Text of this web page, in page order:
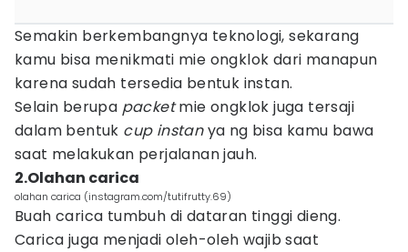
Semakin berkembangnya teknologi, sekarang
kamu bisa menikmati mie ongklok dari manapun
karena sudah tersedia bentuk instan.
Selain berupa packetmie ongklok juga tersaji
dalam bentuk cup instanya ng bisa kamu bawa
saat melakukan perjalanan jauh.
2.Olahan carica
olahan carica (instagram.com/tutifrutty.69)
Buah carica tumbuh di dataran tinggi dieng.
Carica juga menjadi oleh-oleh wajib saat